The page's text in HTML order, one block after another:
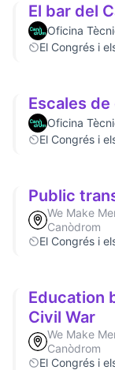
El bar del
Oficina
El Congrés i
Escales
Oficina
El Congrés i
Public
We Make
Canòdrom
El Congrés i
Education
Civil War
We Make
Canòdrom
El Congrés i